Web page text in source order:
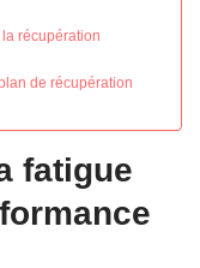
récupération
de récupération
fatigue